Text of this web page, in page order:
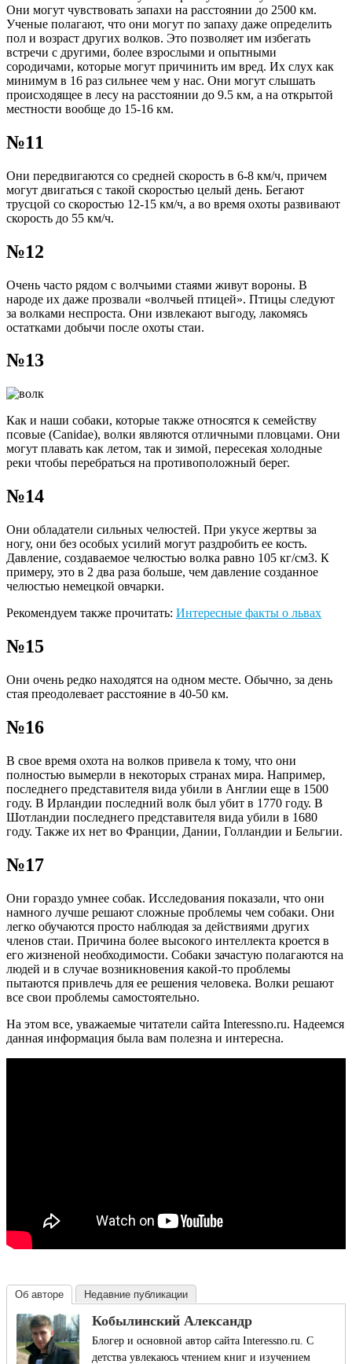
Они могут чувствовать запахи на расстоянии до 2500 км.
Ученые полагают, что они могут по запаху даже определить
пол и возраст других волков. Это позволяет им избегать
встречи с другими, более взрослыми и опытными
сородичами, которые могут причинить им вред. Их слух как
минимум в 16 раз сильнее чем у нас. Они могут слышать
происходящее в лесу на расстоянии до 9.5 км, а на открытой
местности вообще до 15-16 км.
№11
Они передвигаются со средней скорость в 6-8 км/ч, причем
могут двигаться с такой скоростью целый день. Бегают
трусцой со скоростью 12-15 км/ч, а во время охоты развивают
скорость до 55 км/ч.
№12
Очень часто рядом с волчьими стаями живут вороны. В
народе их даже прозвали «волчьей птицей». Птицы следуют
за волками неспроста. Они извлекают выгоду, лакомясь
остатками добычи после охоты стаи.
№13
Как и наши собаки, которые также относятся к семейству
псовые (Canidae), волки являются отличными пловцами. Они
могут плавать как летом, так и зимой, пересекая холодные
реки чтобы перебраться на противоположный берег.
№14
Они обладатели сильных челюстей. При укусе жертвы за
ногу, они без особых усилий могут раздробить ее кость.
Давление, создаваемое челюстью волка равно 105 кг/см3. К
примеру, это в 2 два раза больше, чем давление созданное
челюстью немецкой овчарки.
Рекомендуем также прочитать: Интересные факты о львах
№15
Они очень редко находятся на одном месте. Обычно, за день
стая преодолевает расстояние в 40-50 км.
№16
В свое время охота на волков привела к тому, что они
полностью вымерли в некоторых странах мира. Например,
последнего представителя вида убили в Англии еще в 1500
году. В Ирландии последний волк был убит в 1770 году. В
Шотландии последнего представителя вида убили в 1680
году. Также их нет во Франции, Дании, Голландии и Бельгии.
№17
Они гораздо умнее собак. Исследования показали, что они
намного лучше решают сложные проблемы чем собаки. Они
легко обучаются просто наблюдая за действиями других
членов стаи. Причина более высокого интеллекта кроется в
его жизненой необходимости. Собаки зачастую полагаются на
людей и в случае возникновения какой-то проблемы
пытаются привлечь для ее решения человека. Волки решают
все свои проблемы самостоятельно.
На этом все, уважаемые читатели сайта Interessno.ru. Надеемся
данная информация была вам полезна и интересна.
Об авторе Недавние публикации
Кобылинский Александр
Блогер и основной автор сайта Interessno.ru. С
детства увлекаюсь чтением книг и изучением